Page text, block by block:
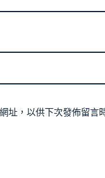
址，以供下次發佈留言